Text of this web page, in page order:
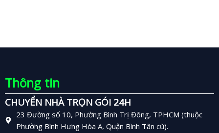
Thông tin
CHUYỂN NHÀ TRỌN GÓI 24H
23 Đường số 10, Phường Bình Trị Đông, TPHCM (thuộc
Phường Bình Hưng Hòa A, Quận Bình Tân cũ).